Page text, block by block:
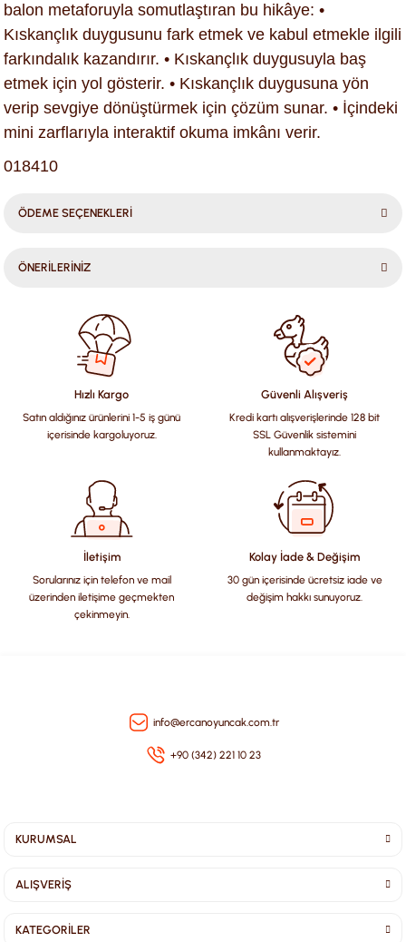
balon metaforuyla somutlaştıran bu hikâye: •
Kıskançlık duygusunu fark etmek ve kabul etmekle ilgili
farkındalık kazandırır. • Kıskançlık duygusuyla baş
etmek için yol gösterir. • Kıskançlık duygusuna yön
verip sevgiye dönüştürmek için çözüm sunar. • İçindeki
mini zarflarıyla interaktif okuma imkânı verir.
018410
ÖDEME SEÇENEKLERİ
ÖNERİLERİNİZ
konularda yetersiz gördüğünüz noktaları öneri formunu
kullanarak tarafımıza iletebilirsiniz.
Görüş ve önerileriniz için teşekkür ederiz.
Ürün resmi kalitesiz, bozuk veya görüntülenemiyor.
Ürün açıklamasında eksik bilgiler bulunuyor.
Ürün bilgilerinde hatalar bulunuyor.
Ürün fiyatı diğer sitelerden daha pahalı.
Bu ürüne benzer farklı alternatifler olmalı.
Hızlı Kargo
Satın aldığınız ürünlerini 1-5 iş günü
içerisinde kargoluyoruz.
Güvenli Alışveriş
Kredi kartı alışverişlerinde 128 bit
SSL Güvenlik sistemini
kullanmaktayız.
İletişim
Sorularınız için telefon ve mail
üzerinden iletişime geçmekten
çekinmeyin.
Kolay İade & Değişim
30 gün içerisinde ücretsiz iade ve
değişim hakkı sunuyoruz.
info@ercanoyuncak.com.tr
+90 (342) 221 10 23
KURUMSAL
ALIŞVERİŞ
KATEGORİLER